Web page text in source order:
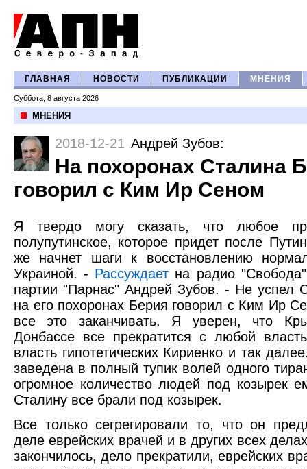
ГЛАВНАЯ НОВОСТИ ПУБЛИКАЦИИ МНЕНИЯ
Суббота, 8 августа 2026
МНЕНИЯ
2018-12-21 Андрей Зубов:
На похоронах Сталина
говорил с Ким Ир Сеном
Я твердо могу сказать, что любое
полупутинское, которое придет после
же начнет шаги к восстановлению
Украиной. - Рассуждает на радио
партии "Парнас" Андрей Зубов. - Не успел
на его похоронах Берия говорил с Ким Ир
все это заканчивать. Я уверен, что
Донбассе все прекратится с любой
власть гипотетических Кириенко и так
заведена в полный тупик волей одного
огромное количество людей под козырек
Сталину все брали под козырек.
Все только сегрегировали то, что он
деле еврейских врачей и в других всех
закончилось, дело прекратили, еврейских